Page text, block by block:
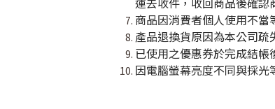
商品因消費者個人使用不當
產品退換貨原因為本公司疏
已使用之優惠券於完成結帳
因電腦螢幕亮度不同與採